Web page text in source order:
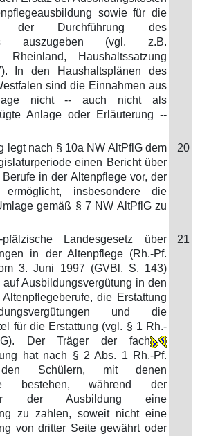
sowie für die
der Durchführung des
auszugeben (vgl. z.B.
Rheinland, Haushaltssatzung
In den Haushaltsplänen des
sind die Einnahmen aus
nicht -- auch nicht als
Anlage oder Erläuterung --
legt nach § 10a NW AltPflG dem
einen Bericht über
in der Altenpflege vor, der
insbesondere die
gemäß § 7 NW AltPflG zu
20
Landesgesetz über
in der Altenpflege (Rh.-Pf.
3. Juni 1997 (GVBl. S. 143)
Ausbildungsvergütung in den
die Erstattung
und die
für die Erstattung (vgl. § 1 Rh.-
Der Träger der fach
hat nach § 2 Abs. 1 Rh.-Pf.
den Schülern, mit denen
bestehen, während der
der Ausbildung eine
zu zahlen, soweit nicht eine
von dritter Seite gewährt oder
21